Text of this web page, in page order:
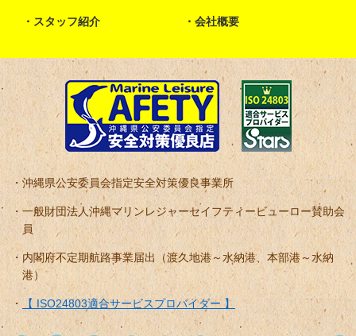
スタッフ紹介 会社概要
沖縄県公安委員会指定安全対策優良事業所
一般財団法人沖縄マリンレジャーセイフティービューロー賛助会
員
内閣府不定期航路事業届出（渡久地港～水納港、本部港～水納
港）
【 ISO24803適合サービスプロバイダー 】